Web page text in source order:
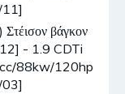
βάγκον
- 1.9 CDTi
88kw/120hp